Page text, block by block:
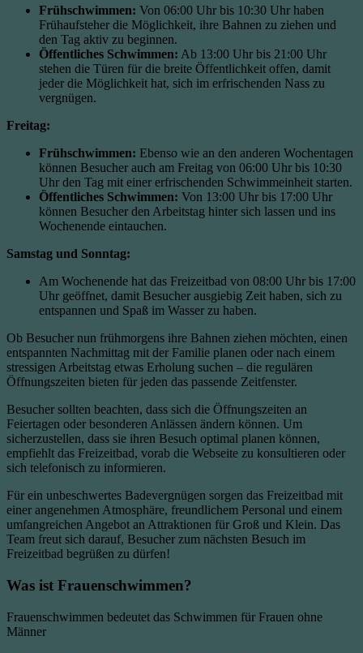
Frühschwimmen: Von 06:00 Uhr bis 10:30 Uhr haben
Frühaufsteher die Möglichkeit, ihre Bahnen zu ziehen und
den Tag aktiv zu beginnen.
Öffentliches Schwimmen: Ab 13:00 Uhr bis 21:00 Uhr
stehen die Türen für die breite Öffentlichkeit offen, damit
jeder die Möglichkeit hat, sich im erfrischenden Nass zu
vergnügen.
Freitag:
Frühschwimmen: Ebenso wie an den anderen Wochentagen
können Besucher auch am Freitag von 06:00 Uhr bis 10:30
Uhr den Tag mit einer erfrischenden Schwimmeinheit starten.
Öffentliches Schwimmen: Von 13:00 Uhr bis 17:00 Uhr
können Besucher den Arbeitstag hinter sich lassen und ins
Wochenende eintauchen.
Samstag und Sonntag:
Am Wochenende hat das Freizeitbad von 08:00 Uhr bis 17:00
Uhr geöffnet, damit Besucher ausgiebig Zeit haben, sich zu
entspannen und Spaß im Wasser zu haben.
Ob Besucher nun frühmorgens ihre Bahnen ziehen möchten, einen
entspannten Nachmittag mit der Familie planen oder nach einem
stressigen Arbeitstag etwas Erholung suchen – die regulären
Öffnungszeiten bieten für jeden das passende Zeitfenster.
Besucher sollten beachten, dass sich die Öffnungszeiten an
Feiertagen oder besonderen Anlässen ändern können. Um
sicherzustellen, dass sie ihren Besuch optimal planen können,
empfiehlt das Freizeitbad, vorab die Webseite zu konsultieren oder
sich telefonisch zu informieren.
Für ein unbeschwertes Badevergnügen sorgen das Freizeitbad mit
einer angenehmen Atmosphäre, freundlichem Personal und einem
umfangreichen Angebot an Attraktionen für Groß und Klein. Das
Team freut sich darauf, Besucher zum nächsten Besuch im
Freizeitbad begrüßen zu dürfen!
Was ist Frauenschwimmen?
Frauenschwimmen bedeutet das Schwimmen für Frauen ohne
Männer